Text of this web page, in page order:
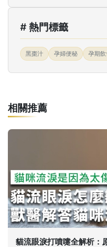
# 熱門標籤
黑棗汁 孕婦便秘 孕期飲
相關推薦
貓流眼淚打噴嚏全解析：